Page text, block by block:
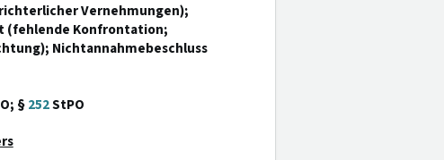
Vernehmungen);
(fehlende Konfrontation;
Nichtannahmebeschluss
§252StPO